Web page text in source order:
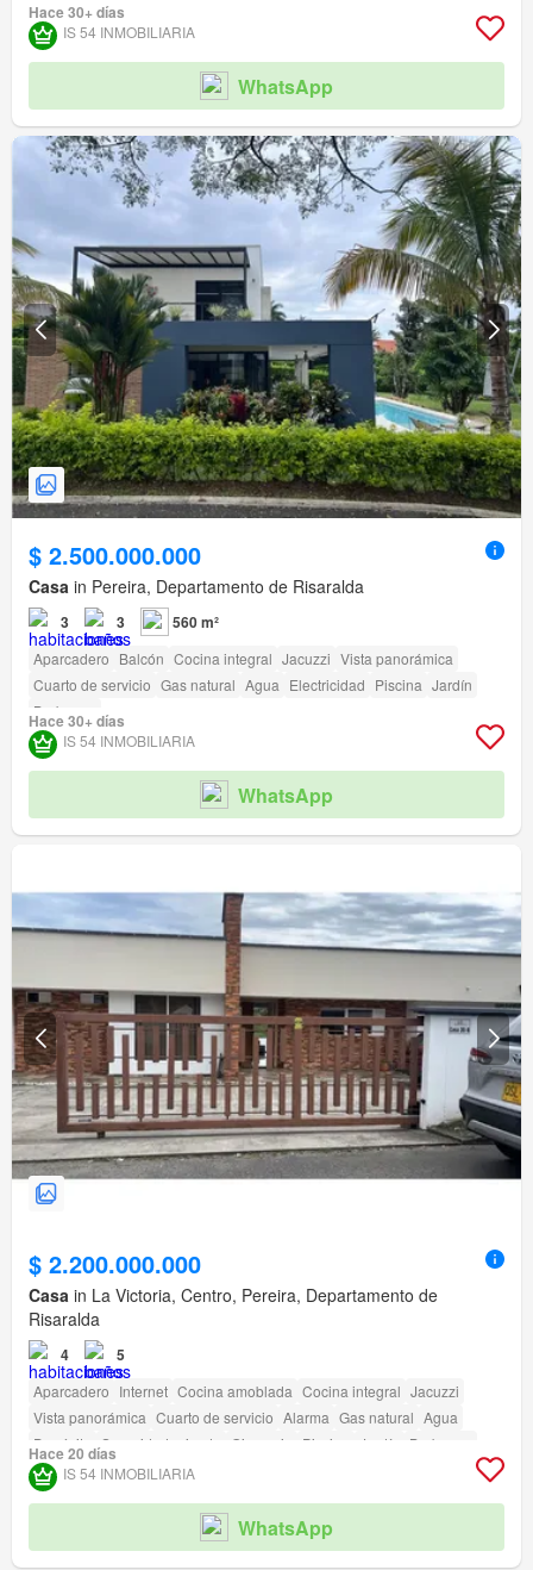
Área infantil Jardín Barbecue
Acceso para personas con discapacidad
Hace 30+ días
IS 54 INMOBILIARIA
WhatsApp
$ 2.500.000.000
Casa in Pereira, Departamento de Risaralda
3 3 560 m²
Aparcadero Balcón Cocina integral Jacuzzi Vista panorámica
Cuarto de servicio Gas natural Agua Electricidad Piscina Jardín
Barbecue
Hace 30+ días
IS 54 INMOBILIARIA
WhatsApp
$ 2.200.000.000
Casa in La Victoria, Centro, Pereira, Departamento de
Risaralda
4 5
Aparcadero Internet Cocina amoblada Cocina integral Jacuzzi
Vista panorámica Cuarto de servicio Alarma Gas natural Agua
Depósito
Seguridad privada Gimnasio Piscina Jardín Barbecue
Hace 20 días
IS 54 INMOBILIARIA
WhatsApp